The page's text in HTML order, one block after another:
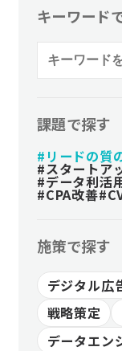
キーワード
課題で探す
#リードの質
#スタートア
#データ利活
#CPA改善
施策で探す
デジタル広
戦略策定
データエン